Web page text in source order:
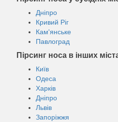
Дніпро
Кривий Ріг
Кам'янське
Павлоград
Пірсинг носа в інших
Київ
Одеса
Харків
Дніпро
Львів
Запоріжжя